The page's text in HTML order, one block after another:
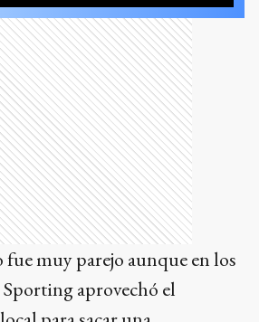
muy parejo aunque en los
aprovechó el